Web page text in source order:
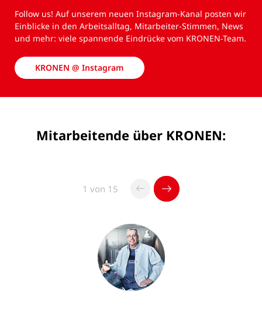
Follow us! Auf unserem neuen Instagram-Kanal posten wir
Einblicke in den Arbeitsalltag, Mitarbeiter-Stimmen, News
und mehr: viele spannende Eindrücke vom KRONEN-Team.
KRONEN @ Instagram
Mitarbeitende über KRONEN:
1 von 15